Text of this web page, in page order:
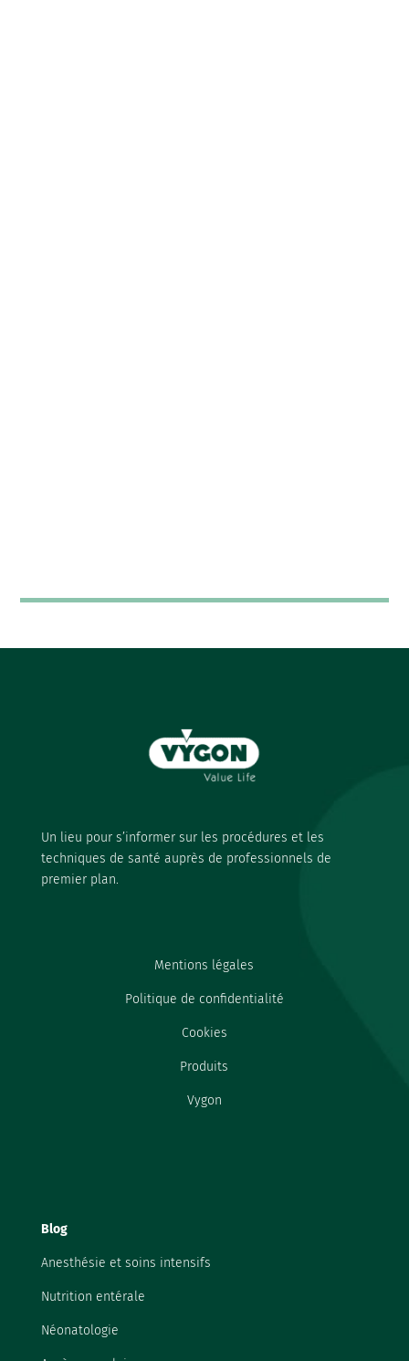
Un lieu pour s’informer sur les procédures et les
techniques de santé auprès de professionnels de
premier plan.
Mentions légales
Politique de confidentialité
Cookies
Produits
Vygon
Blog
Anesthésie et soins intensifs
Nutrition entérale
Néonatologie